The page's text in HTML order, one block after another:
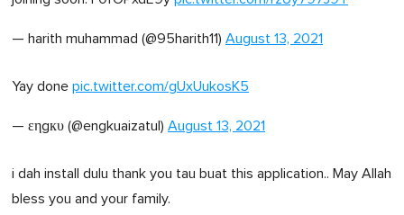
— harith muhammad (@95harith11) August 13, 2021
Yay done pic.twitter.com/gUxUukosK5
— εηgкυ (@engkuaizatul) August 13, 2021
i dah install dulu thank you tau buat this application.. May Allah
bless you and your family.